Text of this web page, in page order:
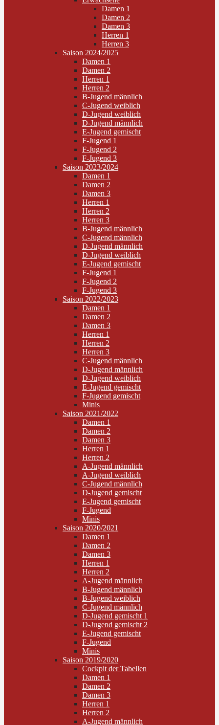
Damen 1
Damen 2
Damen 3
Herren 1
Herren 3
Saison 2024/2025
Damen 1
Damen 2
Herren 1
Herren 2
B-Jugend männlich
C-Jugend weiblich
D-Jugend weiblich
D-Jugend männlich
E-Jugend gemischt
F-Jugend 1
F-Jugend 2
F-Jugend 3
Saison 2023/2024
Damen 1
Damen 2
Damen 3
Herren 1
Herren 2
Herren 3
B-Jugend männlich
C-Jugend männlich
D-Jugend männlich
D-Jugend weiblich
E-Jugend gemischt
F-Jugend 1
F-Jugend 2
F-Jugend 3
Saison 2022/2023
Damen 1
Damen 2
Damen 3
Herren 1
Herren 2
Herren 3
C-Jugend männlich
D-Jugend männlich
D-Jugend weiblich
E-Jugend gemischt
F-Jugend gemischt
Minis
Saison 2021/2022
Damen 1
Damen 2
Damen 3
Herren 1
Herren 2
A-Jugend männlich
A-Jugend weiblich
C-Jugend männlich
D-Jugend gemischt
E-Jugend gemischt
F-Jugend
Minis
Saison 2020/2021
Damen 1
Damen 2
Damen 3
Herren 1
Herren 2
A-Jugend männlich
B-Jugend männlich
B-Jugend weiblich
C-Jugend männlich
D-Jugend gemischt 1
D-Jugend gemischt 2
E-Jugend gemischt
F-Jugend
Minis
Saison 2019/2020
Cockpit der Tabellen
Damen 1
Damen 2
Damen 3
Herren 1
Herren 2
A-Jugend männlich